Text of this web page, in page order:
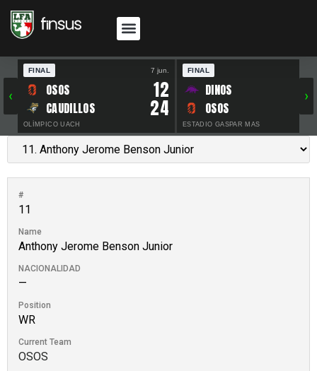
‹
FINAL 7 jun.
OSOS 12
CAUDILLOS 24
OLÍMPICO UACH
FINAL
DINOS
OSOS
ESTADIO GASPAR MAS
›
#
11
Name
Anthony Jerome Benson Junior
NACIONALIDAD
—
Position
WR
Current Team
OSOS